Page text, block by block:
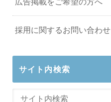
採用に関するお問い合わせ
サイト内検索